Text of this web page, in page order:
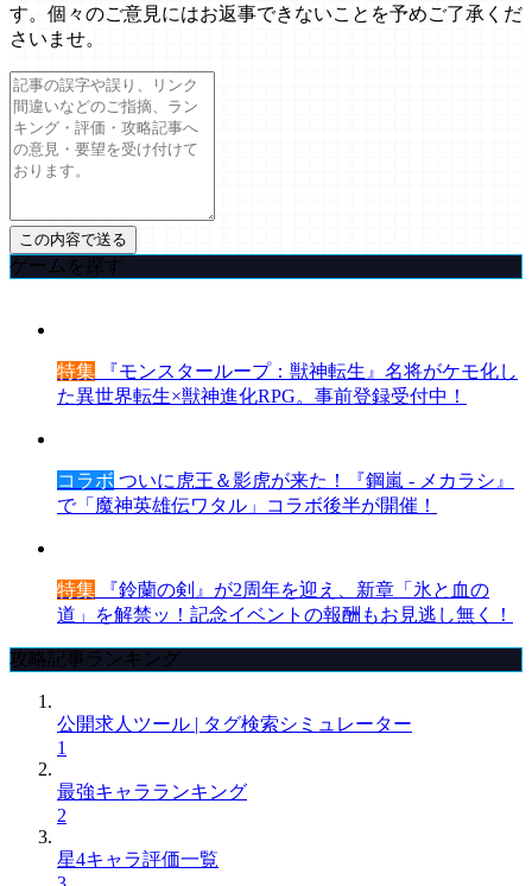
す。個々のご意見にはお返事できないことを予めご了承くだ
さいませ。
ゲームを探す
特集 『モンスターループ：獣神転生』名将がケモ化し
た異世界転生×獣神進化RPG。事前登録受付中！
コラボ ついに虎王＆影虎が来た！『鋼嵐 - メカラシ』
で「魔神英雄伝ワタル」コラボ後半が開催！
特集 『鈴蘭の剣』が2周年を迎え、新章「氷と血の
道」を解禁ッ！記念イベントの報酬もお見逃し無く！
攻略記事ランキング
公開求人ツール | タグ検索シミュレーター
1
最強キャラランキング
2
星4キャラ評価一覧